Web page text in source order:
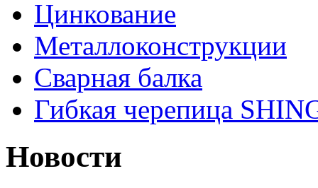
Цинкование
Металлоконструкции
Сварная балка
Гибкая черепица
Новости